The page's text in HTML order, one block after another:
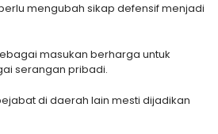
mengubah sikap defensif menjadi
masukan berharga untuk
serangan pribadi.
di daerah lain mesti dijadikan